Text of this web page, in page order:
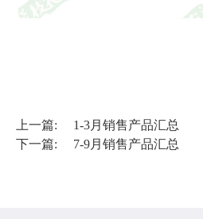
上一篇:
1-3月销售产品汇总
下一篇:
7-9月销售产品汇总